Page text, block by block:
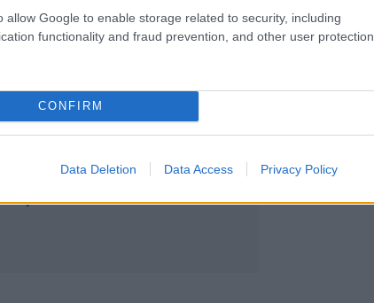
allow Google to enable storage related to security, including
functionality and fraud prevention, and other user protection.
CONFIRM
Data Deletion Data Access Privacy Policy
το τέλος του επόμενου μήνα, από
έχουν όφελος έως και 10.000
των διαθέσιμων μοντέλων.
μοντέλο κλείνει τα